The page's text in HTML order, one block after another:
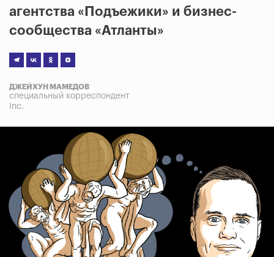
агентства «Подъежики» и бизнес-
сообщества «Атланты»
ДЖЕЙХУН МАМЕДОВ
специальный корреспондент
Inc.